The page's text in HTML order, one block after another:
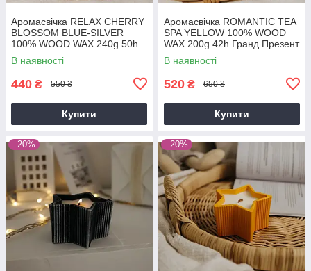
Аромасвічка RELAX CHERRY
BLOSSOM BLUE-SILVER
100% WOOD WAX 240g 50h
Гранд Презент NAC 1094
В наявності
440 ₴ 550 ₴
Купити
Аромасвічка ROMANTIC TEA
SPA YELLOW 100% WOOD
WAX 200g 42h Гранд Презент
NAC 1081
В наявності
520 ₴ 650 ₴
Купити
–20% –20%